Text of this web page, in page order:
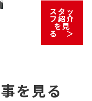
スタッ
フ紹介
を見
る ＞
を見る